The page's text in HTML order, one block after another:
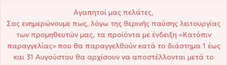
Αγαπητοί μας πελάτες,
Σας ενημερώνουμε πως, λόγω της θερινής παύσης λειτουργίας
των προμηθευτών μας, τα προϊόντα με ένδειξη «Κατόπιν
παραγγελίας» που θα παραγγελθούν κατά το διάστημα 1 έως
και 31 Αυγούστου θα αρχίσουν να αποστέλλονται μετά το